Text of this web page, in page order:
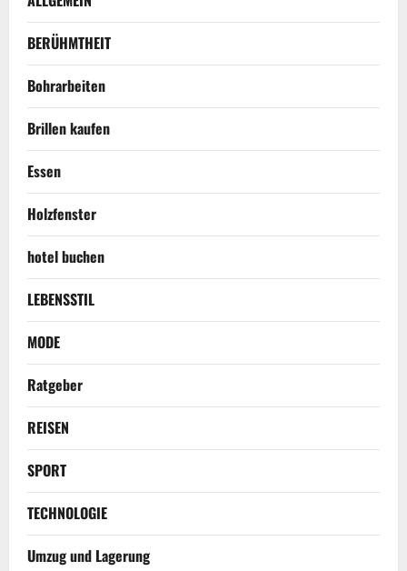
BERÜHMTHEIT
Bohrarbeiten
Brillen kaufen
Essen
Holzfenster
hotel buchen
LEBENSSTIL
MODE
Ratgeber
REISEN
SPORT
TECHNOLOGIE
Umzug und Lagerung